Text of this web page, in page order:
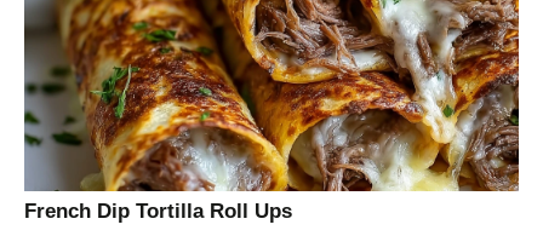
French Dip Tortilla Roll Ups